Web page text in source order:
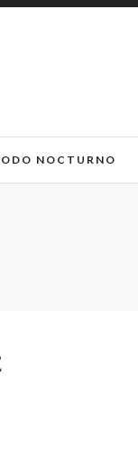
NOCTURNO